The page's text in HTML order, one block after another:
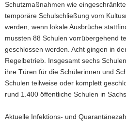
Schutzmaßnahmen wie
temporäre Schulschließung vom
werden, wenn lokale Ausbrüche
mussten 88 Schulen vorrübergehend
geschlossen werden. Acht gingen in
Regelbetrieb. Insgesamt sechs
ihre Türen für die Schülerinnen und
Schulen teilweise oder komplett
rund 1.400 öffentliche Schulen in
Aktuelle Infektions- und